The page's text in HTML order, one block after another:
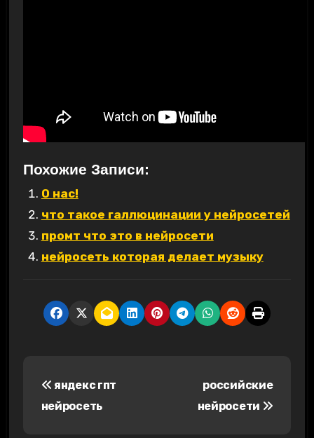
Похожие Записи:
О нас!
что такое галлюцинации у нейросетей
промт что это в нейросети
нейросеть которая делает музыку
яндекс гпт
нейросеть
российские
нейросети